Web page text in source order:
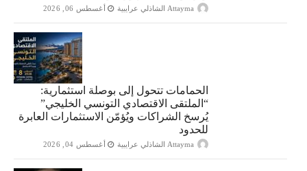
Attayma الشاذلي عرايبية أغسطس 06, 2026
الحمامات تتحول إلى بوصلة استثمارية:
“الملتقى الاقتصادي التونسي الخليجي”
يُرسخ الشراكات ويُؤمّن الاستثمارات العابرة
للحدود
Attayma الشاذلي عرايبية أغسطس 04, 2026